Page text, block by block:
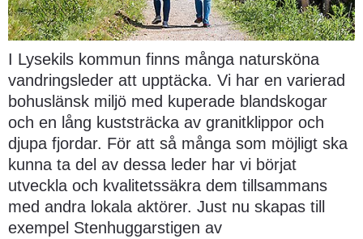
I Lysekils kommun finns många natursköna
vandringsleder att upptäcka. Vi har en varierad
bohuslänsk miljö med kuperade blandskogar
och en lång kuststräcka av granitklippor och
djupa fjordar. För att så många som möjligt ska
kunna ta del av dessa leder har vi börjat
utveckla och kvalitetssäkra dem tillsammans
med andra lokala aktörer. Just nu skapas till
exempel Stenhuggarstigen av